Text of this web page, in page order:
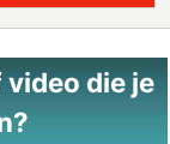
die je